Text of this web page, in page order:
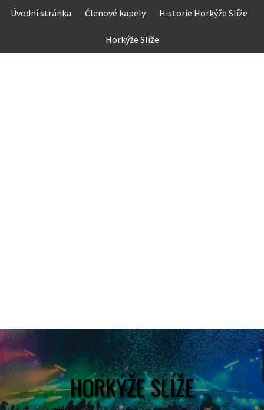
Skip
Úvodní stránka Členové kapely Historie Horkýže Slíže
Horkýže Slíže
HORKÝŽE SLÍŽE